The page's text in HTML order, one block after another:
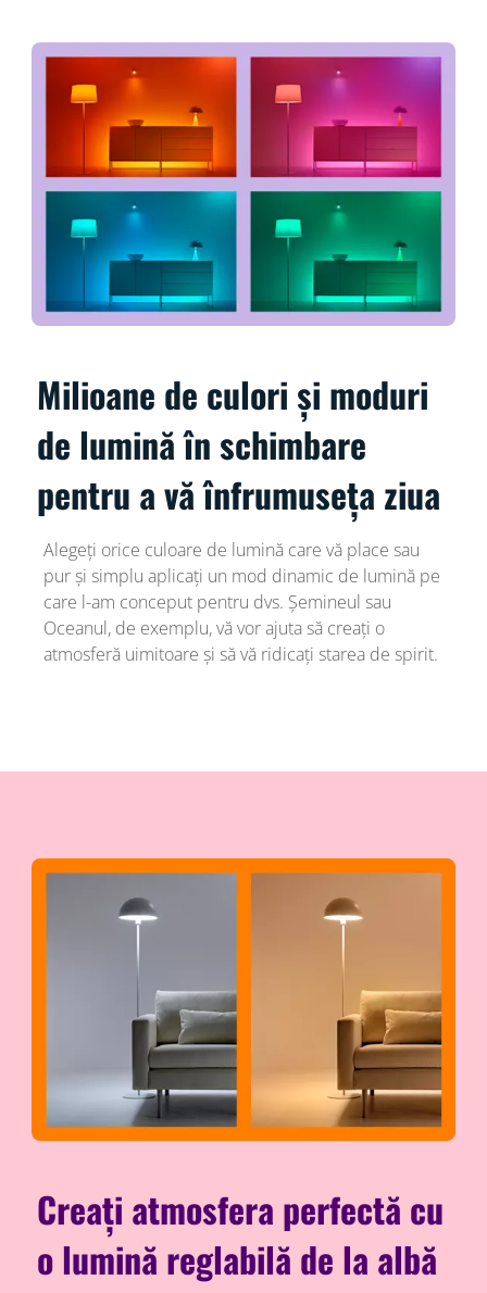
Milioane de culori și moduri
de lumină în schimbare
pentru a vă înfrumuseța ziua
Alegeți orice culoare de lumină care vă place sau
pur și simplu aplicați un mod dinamic de lumină pe
care l-am conceput pentru dvs. Șemineul sau
Oceanul, de exemplu, vă vor ajuta să creați o
atmosferă uimitoare și să vă ridicați starea de spirit.
Creați atmosfera perfectă cu
o lumină reglabilă de la albă